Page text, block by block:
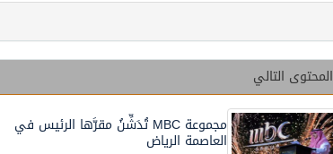
المحتوى التالي
مجموعة MBC تُدَشِّنُ مقرَّها الرئيس في
العاصمة الرياض